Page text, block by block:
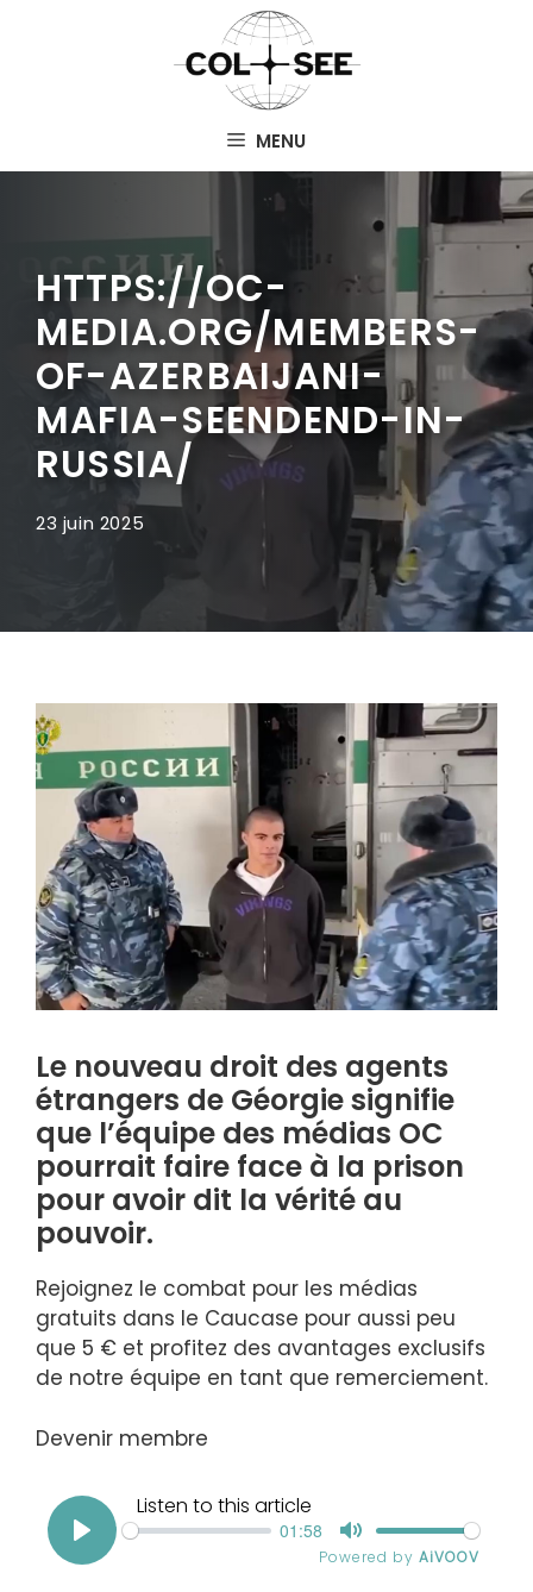
MENU
HTTPS://OC-
MEDIA.ORG/MEMBERS-
OF-AZERBAIJANI-
MAFIA-SEENDEND-IN-
RUSSIA/
23 juin 2025
Le nouveau droit des agents
étrangers de Géorgie signifie
que l’équipe des médias OC
pourrait faire face à la prison
pour avoir dit la vérité au
pouvoir.
Rejoignez le combat pour les médias
gratuits dans le Caucase pour aussi peu
que 5 € et profitez des avantages exclusifs
de notre équipe en tant que remerciement.
Devenir membre